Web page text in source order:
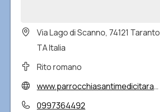
Via Lago di Scanno, 74121 Taranto
TA Italia
Rito romano
www.parrocchiasantimedicitaranto.it/
0997364492